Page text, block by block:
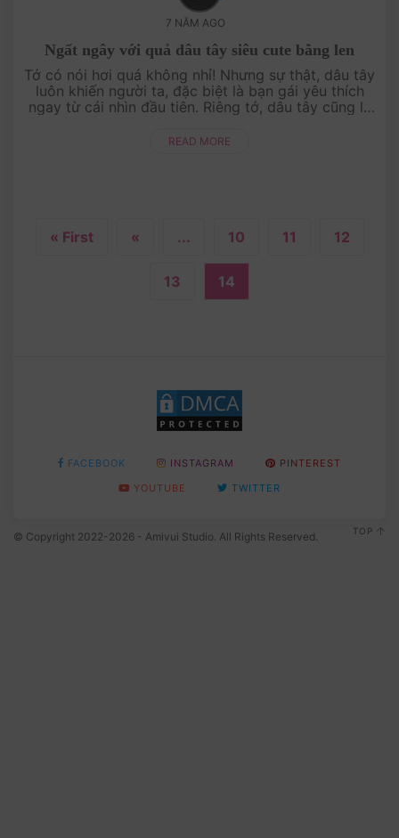
7 NĂM AGO
Ngất ngây với quả dâu tây siêu cute bằng len
Tớ có nói hơi quá không nhỉ! Nhưng sự thật, dâu tây
luôn khiến người ta, đặc biệt là bạn gái yêu thích
ngay từ cái nhìn đầu tiên. Riêng tớ, dâu tây cũng là
READ MORE
« First « ... 10 11 12
13 14
FACEBOOK INSTAGRAM
PINTEREST
YOUTUBE
TWITTER
© Copyright 2022-2026 - Amivui Studio. All Rights Reserved. TOP